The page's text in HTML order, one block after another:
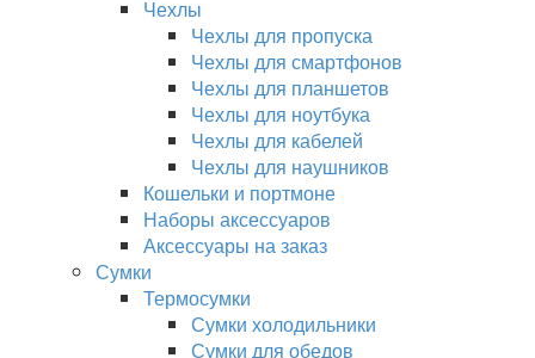
Чехлы
Чехлы для пропуска
Чехлы для смартфонов
Чехлы для планшетов
Чехлы для ноутбука
Чехлы для кабелей
Чехлы для наушников
Кошельки и портмоне
Наборы аксессуаров
Аксессуары на заказ
Сумки
Термосумки
Сумки холодильники
Сумки для обедов